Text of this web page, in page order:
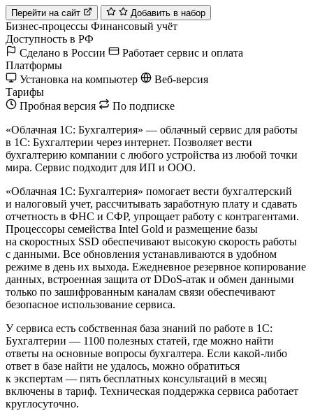
Перейти на сайт Добавить в набор
Бизнес-процессы Финансовый учёт
Доступность в РФ
Сделано в России
Работает сервис и оплата
Платформы
Установка на компьютер
Веб-версия
Тарифы
Пробная версия
По подписке
«Облачная 1С: Бухгалтерия» — облачный сервис для работы
в 1C: Бухгалтерии через интернет. Позволяет вести
бухгалтерию компании с любого устройства из любой точки
мира. Сервис подходит для ИП и ООО.
«Облачная 1С: Бухгалтерия» помогает вести бухгалтерский
и налоговый учет, рассчитывать заработную плату и сдавать
отчетность в ФНС и СФР, упрощает работу с контрагентами.
Процессоры семейства Intel Gold и размещение базы
на скоростных SSD обеспечивают высокую скорость работы
с данными. Все обновления устанавливаются в удобном
режиме в день их выхода. Ежедневное резервное копирование
данных, встроенная защита от DDoS-атак и обмен данными
только по зашифрованным каналам связи обеспечивают
безопасное использование сервиса.
У сервиса есть собственная база знаний по работе в 1С:
Бухгалтерии — 1100 полезных статей, где можно найти
ответы на основные вопросы бухгалтера. Если какой-либо
ответ в базе найти не удалось, можно обратиться
к экспертам — пять бесплатных консультаций в месяц
включены в тариф. Техническая поддержка сервиса работает
круглосуточно.